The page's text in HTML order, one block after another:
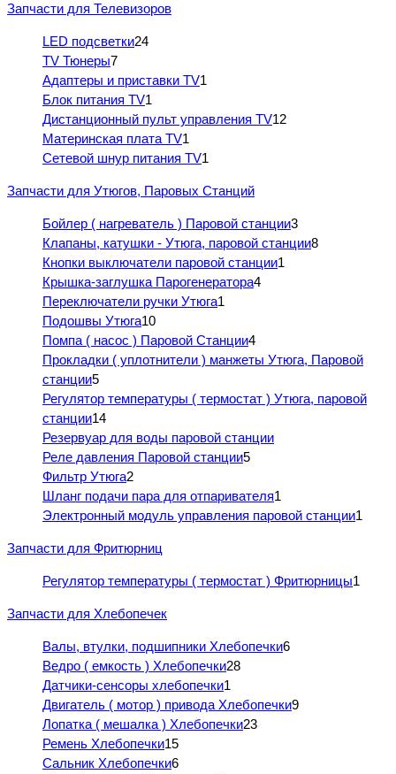
Запчасти для Телевизоров
LED подсветки24
TV Тюнеры7
Адаптеры и приставки TV1
Блок питания TV1
Дистанционный пульт управления TV12
Материнская плата TV1
Сетевой шнур питания TV1
Запчасти для Утюгов, Паровых Станций
Бойлер ( нагреватель ) Паровой станции3
Клапаны, катушки - Утюга, паровой станции8
Кнопки выключатели паровой станции1
Крышка-заглушка Парогенератора4
Переключатели ручки Утюга1
Подошвы Утюга10
Помпа ( насос ) Паровой Станции4
Прокладки ( уплотнители ) манжеты Утюга, Паровой
станции5
Регулятор температуры ( термостат ) Утюга, паровой
станции14
Резервуар для воды паровой станции
Реле давления Паровой станции5
Фильтр Утюга2
Шланг подачи пара для отпаривателя1
Электронный модуль управления паровой станции1
Запчасти для Фритюрниц
Регулятор температуры ( термостат ) Фритюрницы1
Запчасти для Хлебопечек
Валы, втулки, подшипники Хлебопечки6
Ведро ( емкость ) Хлебопечки28
Датчики-сенсоры хлебопечки1
Двигатель ( мотор ) привода Хлебопечки9
Лопатка ( мешалка ) Хлебопечки23
Ремень Хлебопечки15
Сальник Хлебопечки6